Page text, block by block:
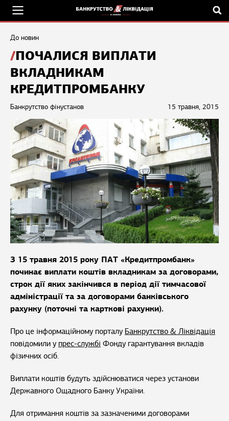
До новин
ПОЧАЛИСЯ ВИПЛАТИ
ВКЛАДНИКАМ
КРЕДИТПРОМБАНКУ
15 травня, 2015
Банкрутство фінустанов
З 15 травня 2015 року ПАТ «Кредитпромбанк»
починає виплати коштів вкладникам за договорами,
строк дії яких закінчився в період дії тимчасової
адміністрації та за договорами банківського
рахунку (поточні та карткові рахунки).
Про це інформаційному порталу Банкрутство & Ліквідація
повідомили у прес-службі Фонду гарантування вкладів
фізичних осіб.
Виплати коштів будуть здійснюватися через установи
Державного Ощадного Банку України.
Для отримання коштів за зазначеними договорами